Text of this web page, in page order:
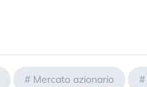
# Mercato azionario #